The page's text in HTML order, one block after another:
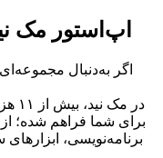
اپ‌استور مک نید با
اگر به‌دنبال
در
برای شما فراهم شده؛
برنامه‌نویسی،